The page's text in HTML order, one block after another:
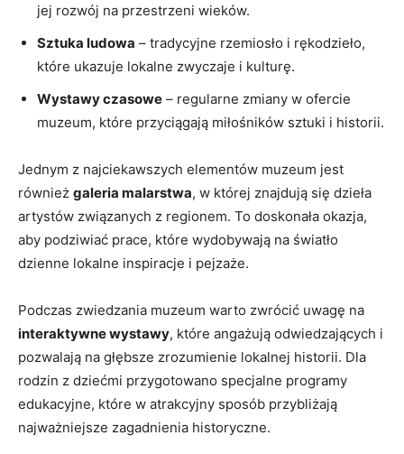
jej​ rozwój na przestrzeni wieków.
Sztuka ​ludowa – tradycyjne ‍rzemiosło i rękodzieło,
które ukazuje lokalne zwyczaje i kulturę.
Wystawy ⁣czasowe – regularne​ zmiany w ofercie
muzeum, które przyciągają miłośników sztuki i historii.
Jednym z najciekawszych elementów ⁤muzeum⁤ jest
również galeria malarstwa, w‍ której‍ znajdują‍ się ‌dzieła
‍artystów związanych z regionem. To doskonała okazja,
aby ‌podziwiać prace, które wydobywają ‍na światło⁣
dzienne​ lokalne inspiracje ​i pejzaże.
Podczas zwiedzania muzeum ⁤warto zwrócić uwagę na
interaktywne wystawy, które angażują odwiedzających i
pozwalają na głębsze zrozumienie⁢ lokalnej historii. Dla
rodzin z dziećmi⁣ przygotowano specjalne programy
edukacyjne, które w ​atrakcyjny⁢ sposób ⁣przybliżają
najważniejsze zagadnienia historyczne.